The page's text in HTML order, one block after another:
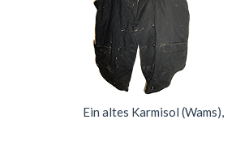
Ein altes Karmisol (Wams),